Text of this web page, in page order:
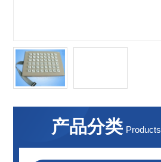
产品分类 Products